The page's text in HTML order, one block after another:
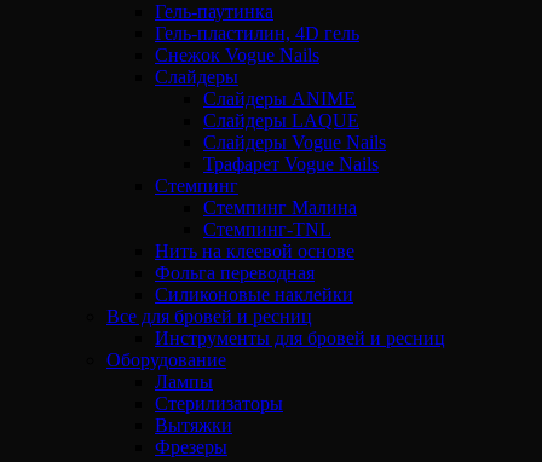
Гель-паутинка
Гель-пластилин, 4D гель
Снежок Vogue Nails
Слайдеры
Слайдеры ANIME
Слайдеры LAQUE
Слайдеры Vogue Nails
Трафарет Vogue Nails
Стемпинг
Стемпинг Малина
Стемпинг-TNL
Нить на клеевой основе
Фольга переводная
Силиконовые наклейки
Все для бровей и ресниц
Инструменты для бровей и ресниц
Оборудование
Лампы
Стерилизаторы
Вытяжки
Фрезеры